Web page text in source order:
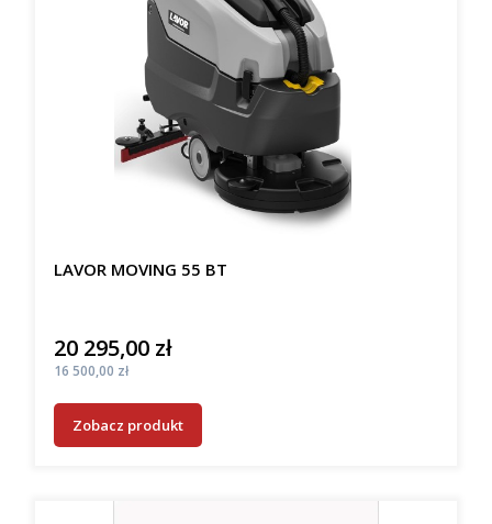
LAVOR MOVING 55 BT
Cena
20 295,00 zł
Cena
16 500,00 zł
Zobacz produkt